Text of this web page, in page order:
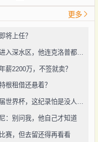
更多
将上任？
默特萨克要接德国足协的班？谈判已进入深水区，他连克洛普都等不及了
薪2200万，不签就卖？
根租借还悬着？
里瓦尔多放话：姆巴佩至少还能踢两届世界杯，这纪录怕是没人能破
：别问我，他自己才知道
赛，但去留还得再看看